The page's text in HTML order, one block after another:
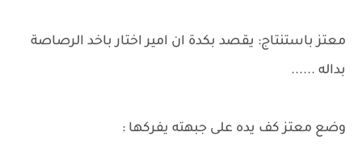
معتز باستنتاج: يقصد بكدة ان امير اختار باخد الرصاصة
بداله ......
وضع معتز كف يده على جبهته يفركها :